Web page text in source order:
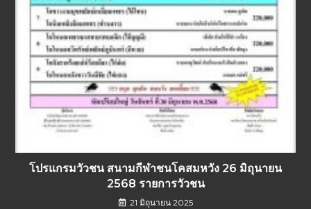
โปรแกรมวัวชน สนามกีฬาชนโคสมหวัง 26 มิถุนายน
2568 รายการวัวชน
21 มิถุนายน 2025